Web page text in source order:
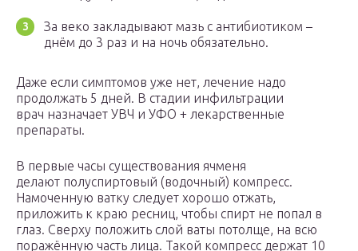
За веко закладывают мазь с антибиотиком –
днём до 3 раз и на ночь обязательно.
Даже если симптомов уже нет, лечение надо
продолжать 5 дней. В стадии инфильтрации
врач назначает УВЧ и УФО + лекарственные
препараты.
В первые часы существования ячменя
делают полуспиртовый (водочный) компресс.
Намоченную ватку следует хорошо отжать,
приложить к краю ресниц, чтобы спирт не попал в
глаз. Сверху положить слой ваты потолще, на всю
поражённую часть лица. Такой компресс держат 10